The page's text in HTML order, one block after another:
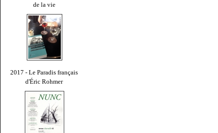
de la vie
2017 - Le Paradis français
d'Éric Rohmer